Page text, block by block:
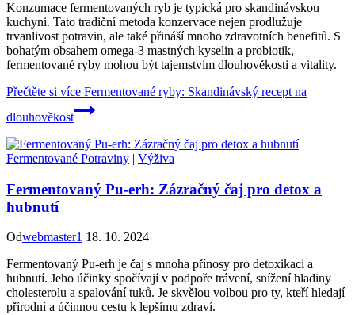
Konzumace fermentovaných ryb je typická pro skandinávskou
kuchyni. Tato tradiční metoda konzervace nejen prodlužuje
trvanlivost potravin, ale také přináší mnoho zdravotních benefitů. S
bohatým obsahem omega-3 mastných kyselin a probiotik,
fermentované ryby mohou být tajemstvím dlouhověkosti a vitality.
Přečtěte si více Fermentované ryby: Skandinávský recept na
dlouhověkost
Fermentované Potraviny | Výživa
Fermentovaný Pu-erh: Zázračný čaj pro detox a
hubnutí
Odwebmaster1 18. 10. 2024
Fermentovaný Pu-erh je čaj s mnoha přínosy pro detoxikaci a
hubnutí. Jeho účinky spočívají v podpoře trávení, snížení hladiny
cholesterolu a spalování tuků. Je skvělou volbou pro ty, kteří hledají
přírodní a účinnou cestu k lepšímu zdraví.